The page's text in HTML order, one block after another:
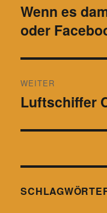
Vorheriger
Beitrag:
Wenn es
oder
WEITER
Nächster
Luftschiffer